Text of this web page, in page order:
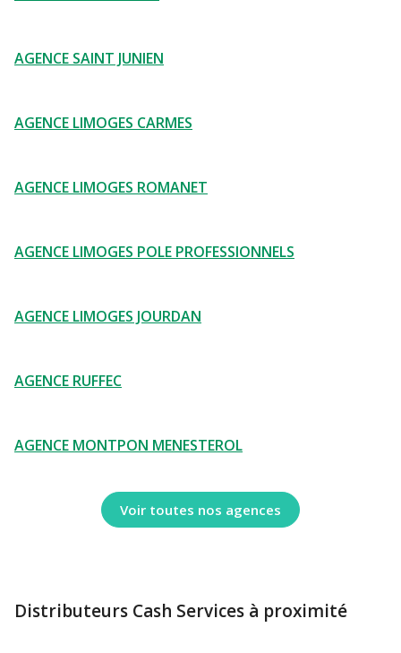
AGENCE SAINT JUNIEN
AGENCE LIMOGES CARMES
AGENCE LIMOGES ROMANET
AGENCE LIMOGES POLE PROFESSIONNELS
AGENCE LIMOGES JOURDAN
AGENCE RUFFEC
AGENCE MONTPON MENESTEROL
Voir toutes nos agences
Distributeurs Cash Services à proximité